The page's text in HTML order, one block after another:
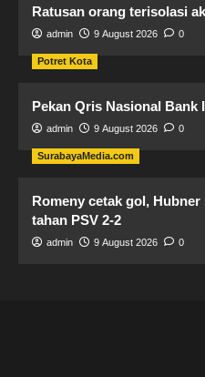
Ratusan orang terisolasi
admin 9 August 2026 0
Potret Kota
Pekan Qris Nasional Bank
admin 9 August 2026 0
SurabayaMedia.com
Romeny cetak gol,
tahan PSV 2-2
admin 9 August 2026 0